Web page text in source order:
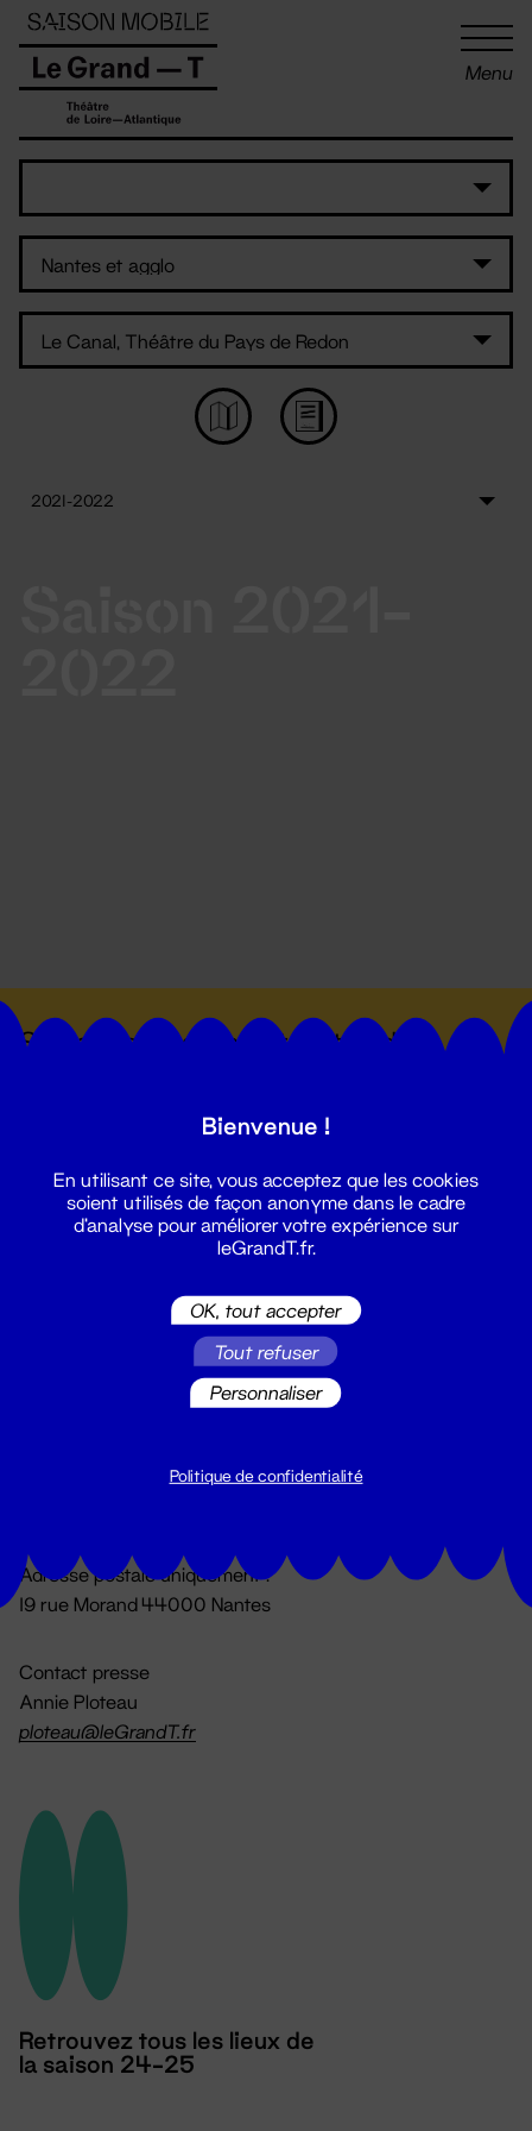
Menu
Suivez toutes les actualités du
Du lundi au vendredi 14h → 18h
Adresse postale uniquement :
19 rue Morand 44000 Nantes
Contact presse
Annie Ploteau
ploteau@leGrandT.fr
Retrouvez tous les lieux de
la saison 24-25
Panneau de gestion des cookies
Bienvenue !
En utilisant ce site, vous acceptez que les cookies
soient utilisés de façon anonyme dans le cadre
d'analyse pour améliorer votre expérience sur
leGrandT.fr.
OK, tout accepter
Tout refuser
Personnaliser
Politique de confidentialité